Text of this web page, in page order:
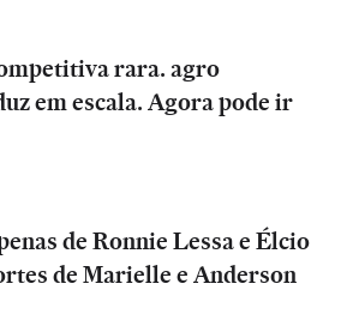
rara. agro
em escala. Agora pode ir
de Ronnie Lessa e Élcio
de Marielle e Anderson